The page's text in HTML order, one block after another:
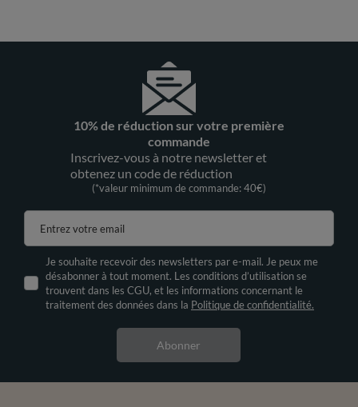
10% de réduction sur votre première
commande
Inscrivez-vous à notre newsletter et
obtenez un code de réduction
(*valeur minimum de commande: 40€)
Entrez votre email
Je souhaite recevoir des newsletters par e-mail. Je peux me
désabonner à tout moment. Les conditions d’utilisation se
trouvent dans les CGU, et les informations concernant le
traitement des données dans la Politique de confidentialité.
Abonner